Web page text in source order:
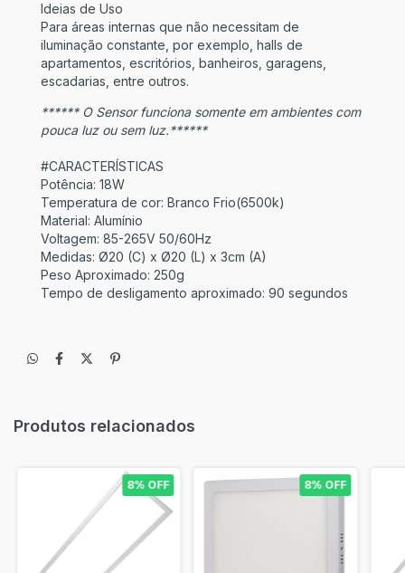
Ideias de Uso
Para áreas internas que não necessitam de
iluminação constante, por exemplo, halls de
apartamentos, escritórios, banheiros, garagens,
escadarias, entre outros.
****** O Sensor funciona somente em ambientes com
pouca luz ou sem luz.******
#CARACTERÍSTICAS
Potência: 18W
Temperatura de cor: Branco Frio(6500k)
Material: Alumínio
Voltagem: 85-265V 50/60Hz
Medidas: Ø20 (C) x Ø20 (L) x 3cm (A)
Peso Aproximado: 250g
Tempo de desligamento aproximado: 90 segundos
Produtos relacionados
8% OFF 8% OFF